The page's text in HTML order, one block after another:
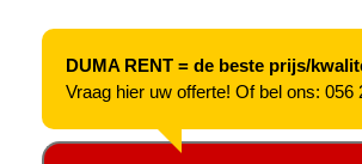
DUMA RENT = de beste prijs/
Vraag hier uw offerte! Of bel ons: 056